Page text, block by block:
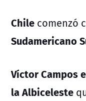
Chile comenzó
Sudamericano
Víctor Campos
la Albiceleste